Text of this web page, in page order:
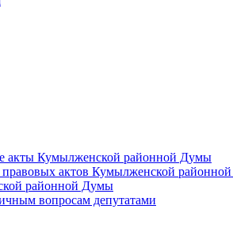
акты Кумылженской районной Думы
актов Кумылженской
районной Думы
вопросам депутатами